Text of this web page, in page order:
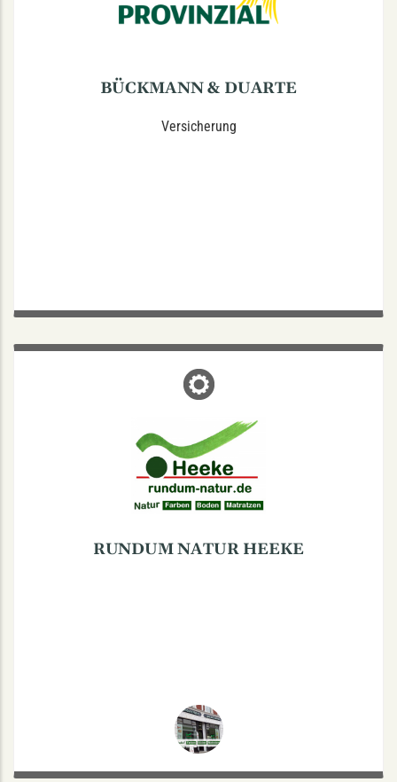
BÜCKMANN & DUARTE
Versicherung
Tel.: 0251/47777
RUNDUM NATUR HEEKE
RUNDUM NATUR HEEKE
Steinfurter Straße 9, 48149 Münster
Mo-Fr: 10-13 | 14:30-18:15
Sa: 10-13:30
Naturfarben : Böden : Matratzen